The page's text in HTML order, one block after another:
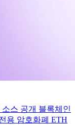
스 공개 블록체인
용 암호화폐 ETH